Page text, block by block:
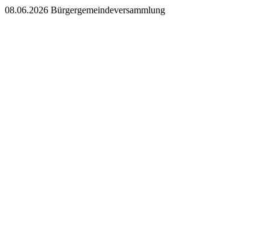
08.06.2026 Bürgergemeindeversammlung